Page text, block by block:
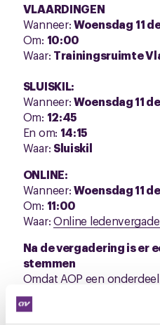
VLAARDINGEN
Wanneer:Woensdag 11
Om: 10:00
Waar: Trainingsruimte
SLUISKIL:
Wanneer:Woensdag 11
Om: 12:45
En om: 14:15
Waar: Sluiskil
ONLINE:
Wanneer:Woensdag 11
Om: 11:00
Waar:Online
Na de vergadering is er
stemmen
Omdat AOP een
jullie na de presentatie
stemlink. Deze link zal 48